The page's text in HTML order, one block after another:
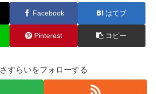
Facebook はてブ
Pinterest コピー
さすらいをフォローする